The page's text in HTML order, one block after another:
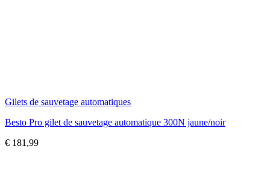
Gilets de sauvetage automatiques
Besto Pro gilet de sauvetage automatique 300N jaune/noir
€ 181,99